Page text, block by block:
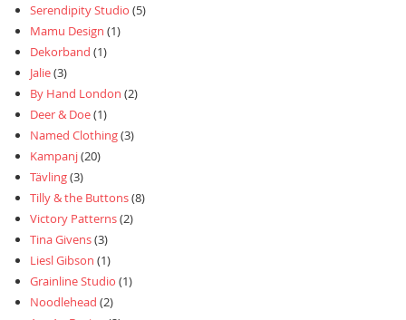
Serendipity Studio (5)
Mamu Design (1)
Dekorband (1)
Jalie(3)
By Hand London (2)
Deer & Doe(1)
Named Clothing(3)
Kampanj(20)
Tävling(3)
Tilly & the Buttons(8)
Victory Patterns(2)
Tina Givens(3)
Liesl Gibson (1)
Grainline Studio (1)
Noodlehead (2)